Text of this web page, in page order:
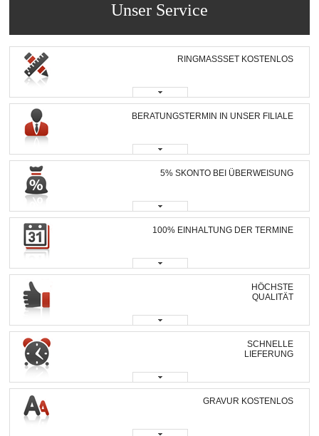
Unser Service
RINGMASSSET KOSTENLOS
BERATUNGSTERMIN IN UNSER FILIALE
5% SKONTO BEI ÜBERWEISUNG
100% EINHALTUNG DER TERMINE
HÖCHSTE
QUALITÄT
SCHNELLE
LIEFERUNG
GRAVUR KOSTENLOS